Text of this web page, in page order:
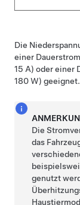
Die
einer
15 A) oder einer
180 W) geeignet.
Die
das
genutzt